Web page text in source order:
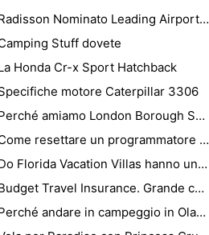
Radisson Nominato Leading Airport Hotel In Asia
Stuff dovete
Honda Cr-x Sport Hatchback
motore Caterpillar 3306
Perché amiamo London Borough Sutton
Come resettare un programmatore Super Chips
Do Florida Vacation Villas hanno un sacco di regole?
Budget Travel Insurance. Grande copertura, Grande Viaggio
Perché andare in campeggio in Olanda?